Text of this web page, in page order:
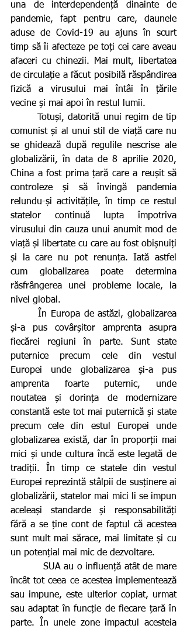
una de interdependență dinainte de
pandemie, fapt pentru care, daunele
aduse de Covid-19 au ajuns în scurt
timp să îi afecteze pe toți cei care aveau
afaceri cu chinezii. Mai mult, libertatea
de circulație a făcut posibilă răspândirea
fizică a virusului mai întâi în țările
vecine și mai apoi în restul lumii.
comunist și al unui stil de viață care nu
se ghidează după regulile nescrise ale
globalizării, în data de 8 aprilie 2020,
China a fost prima țară care a reușit să
controleze și să învingă pandemia
relundu-și activitățile, în timp ce restul
statelor continuă lupta împotriva
virusului din cauza unui anumit mod de
viață și libertate cu care au fost obișnuiți
și la care nu pot renunța. Iată astfel
cum globalizarea poate determina
răsfrângerea unei probleme locale, la
nivel global.
       În Europa de astăzi, globalizarea
și-a pus covârșitor amprenta asupra
fiecărei regiuni în parte. Sunt state
puternice precum cele din vestul
Europei unde globalizarea și-a pus
amprenta foarte puternic, unde
noutatea și dorința de modernizare
constantă este tot mai puternică și state
precum cele din estul Europei unde
globalizarea există, dar în proporții mai
mici și unde cultura încă este legată de
tradiții. În timp ce statele din vestul
Europei reprezintă stâlpii de susținere ai
globalizării, statelor mai mici li se impun
aceleași standarde și responsabilități
fără a se ține cont de faptul că acestea
sunt mult mai sărace, mai limitate și cu
un potențial mai mic de dezvoltare.
încât tot ceea ce acestea implementează
sau impune, este ulterior copiat, urmat
sau adaptat în funcție de fiecare țară în
parte. În unele zone impactul acesteia